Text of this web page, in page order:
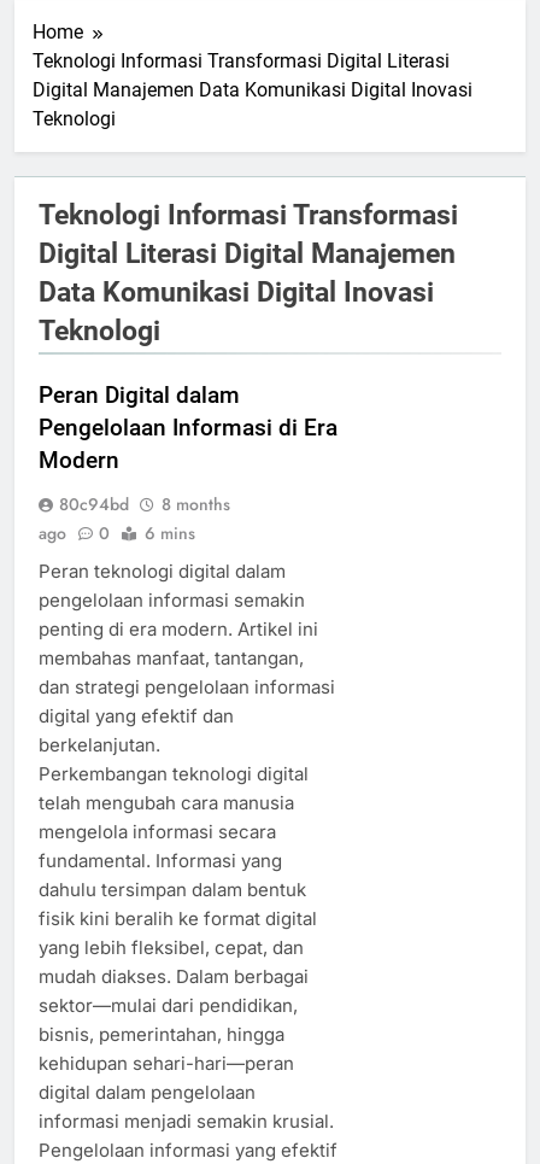
Home
Teknologi Informasi Transformasi Digital Literasi
Digital Manajemen Data Komunikasi Digital Inovasi
Teknologi
Teknologi Informasi Transformasi
Digital Literasi Digital Manajemen
Data Komunikasi Digital Inovasi
Teknologi
Peran Digital dalam
Pengelolaan Informasi di Era
Modern
80c94bd
8 months
ago
0 6 mins
Peran teknologi digital dalam
pengelolaan informasi semakin
penting di era modern. Artikel ini
membahas manfaat, tantangan,
dan strategi pengelolaan informasi
digital yang efektif dan
berkelanjutan.
Perkembangan teknologi digital
telah mengubah cara manusia
mengelola informasi secara
fundamental. Informasi yang
dahulu tersimpan dalam bentuk
fisik kini beralih ke format digital
yang lebih fleksibel, cepat, dan
mudah diakses. Dalam berbagai
sektor—mulai dari pendidikan,
bisnis, pemerintahan, hingga
kehidupan sehari-hari—peran
digital dalam pengelolaan
informasi menjadi semakin krusial.
Pengelolaan informasi yang efektif